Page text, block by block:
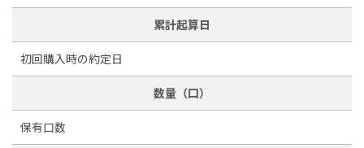
累計起算日
初回購入時の約定日
数量（口）
保有口数